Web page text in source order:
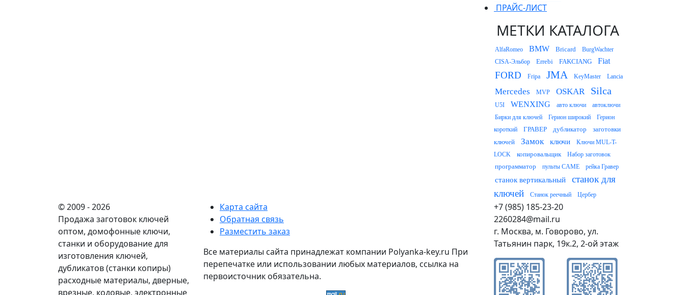
ПРАЙС-ЛИСТ
МЕТКИ КАТАЛОГА
AlfaRomeo BMW Bricard
BurgWachter
CISA-Эльбор
Errebi FAKCIANG Fiat
FORD Fripa JMA KeyMaster Lancia
Mercedes MVP OSKAR Silca
U5I WENXING авто ключи
автоключи
Бирки для ключей
Герион широкий
Герион
короткий
ГРАВЕР дубликатор
заготовки
ключей
Замок ключи
Ключи MUL-T-
LOCK
копировальщик Набор заготовок
программатор пульты CAME рейка Гравер
станок вертикальный
станок для
ключей
Станок реечный Цербер
© 2009 - 2026
Продажа заготовок ключей
оптом, домофонные ключи,
станки и оборудование для
изготовления ключей,
дубликатов (станки копиры)
расходные материалы, дверные,
врезные, кодовые, электронные
Карта сайта
Обратная связь
Разместить заказ
Все материалы сайта принадлежат компании Polyanka-key.ru При
перепечатке или использовании любых материалов, ссылка на
первоисточник обязательна.
+7 (985) 185-23-20
2260284@mail.ru
г. Москва, м. Говорово, ул.
Татьянин парк, 19к.2, 2-ой этаж